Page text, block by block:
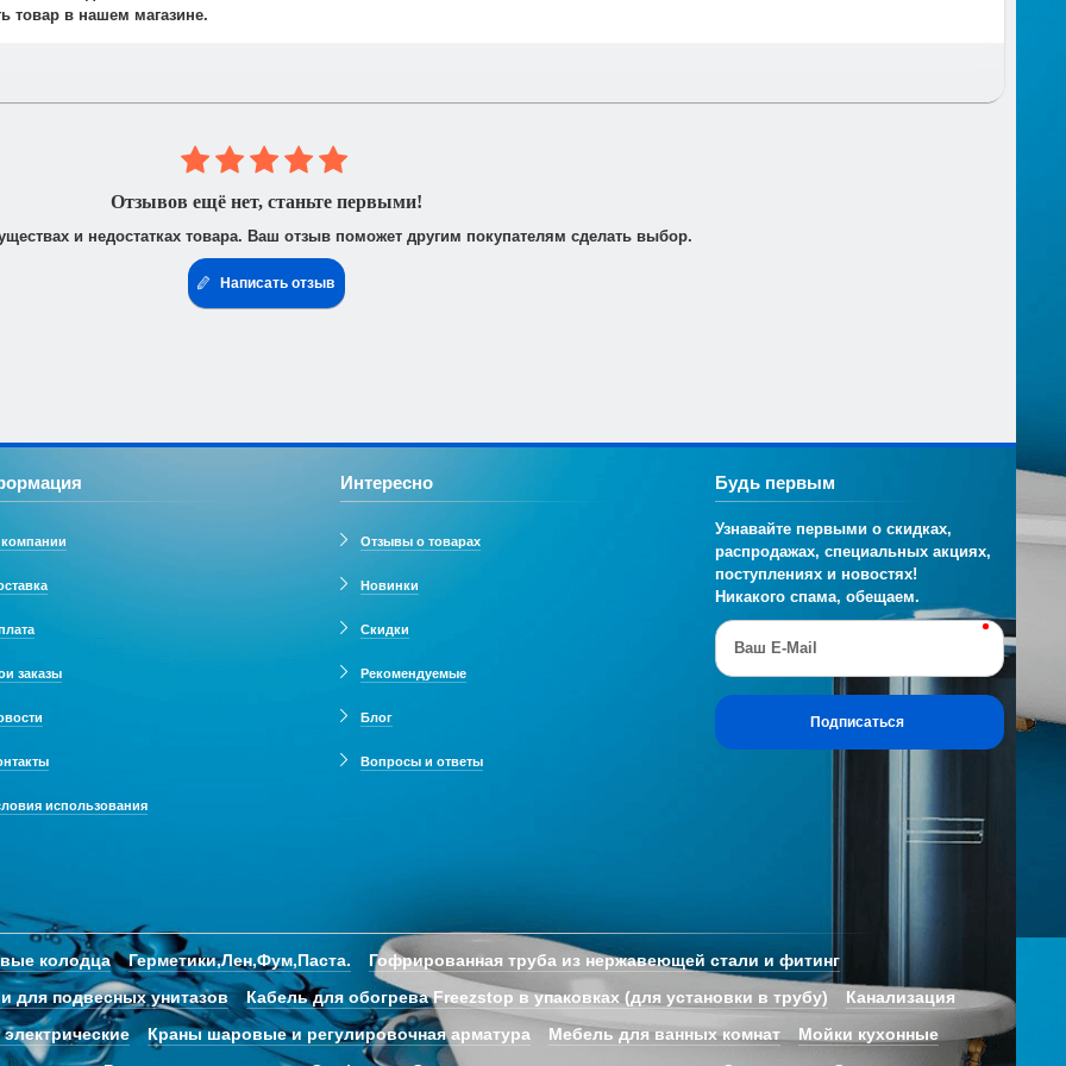
осуществляется.
товар в нашем магазине.
лицами. После получения заказа Вам высылается счёт по электронной почте для его оплаты в банке в
доверенность от фирмы-плательщика.
Отзывов ещё нет, станьте первыми!
и недостатках товара. Ваш отзыв поможет другим покупателям сделать выбор.
Написать отзыв
заказы
использования
Интересно
Отзывы о товарах
Новинки
Скидки
Рекомендуемые
Блог
Вопросы и ответы
Будь первым
Узнавайте первыми о скидках,
распродажах, специальных акциях,
поступлениях и новостях!
Никакого спама, обещаем.
Ваш E-Mail
Подписаться
колодца Герметики,Лен,Фум,Паста.
Гофрированная труба из нержавеющей стали и фитинг
для подвесных унитазов Кабель для обогрева Freezstop в упаковках (для установки в трубу)
Канализация
Краны шаровые и регулировочная арматура Мебель для ванных комнат
Мойки кухонные